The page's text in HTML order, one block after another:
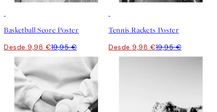
Basketball Score Poster
Desde 9,98 €19,95 €
Tennis Rackets Poster
Desde 9,98 €19,95 €